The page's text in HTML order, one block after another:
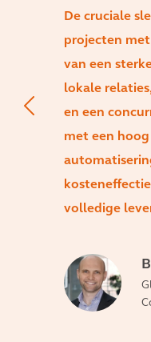
De cruciale
projecten
van een
lokale
en een
met een
volledige